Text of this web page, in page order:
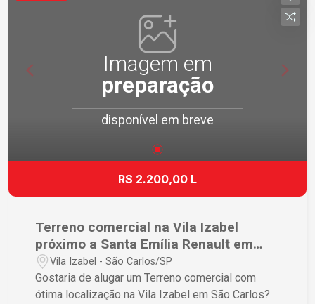
Imagem em
preparação
disponível em breve
R$ 2.200,00 L
Terreno comercial na Vila Izabel
próximo a Santa Emília Renault em
São Carlos
Vila Izabel - São Carlos/SP
Gostaria de alugar um Terreno comercial com
ótima localização na Vila Izabel em São Carlos?